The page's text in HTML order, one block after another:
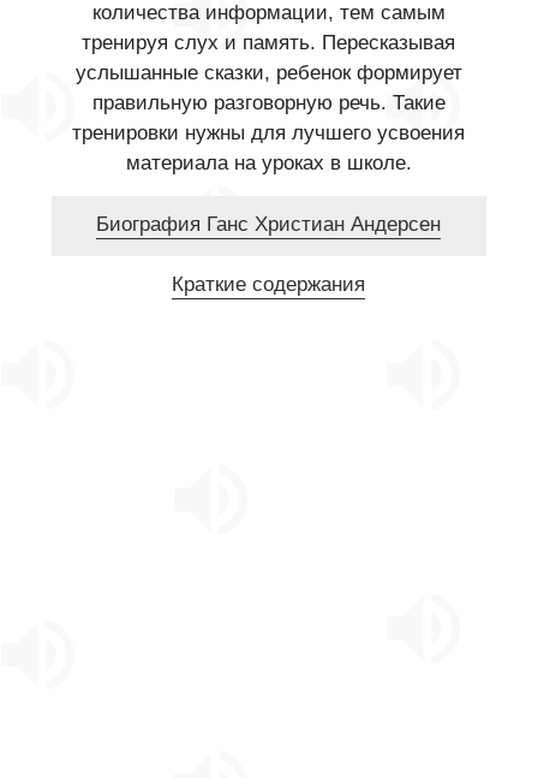
количества информации, тем самым
тренируя слух и память. Пересказывая
услышанные сказки, ребенок формирует
правильную разговорную речь. Такие
тренировки нужны для лучшего усвоения
материала на уроках в школе.
Биография Ганс Христиан Андерсен
Краткие содержания